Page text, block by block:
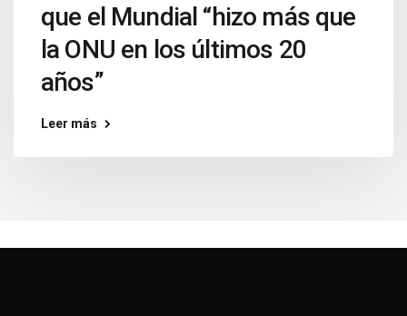
que el Mundial “hizo más que
la ONU en los últimos 20
años”
Leer más